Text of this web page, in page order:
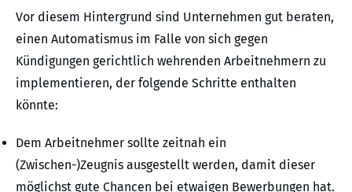
Vor diesem Hintergrund sind Unternehmen gut beraten,
einen Automatismus im Falle von sich gegen
Kündigungen gerichtlich wehrenden Arbeitnehmern zu
implementieren, der folgende Schritte enthalten
könnte:
Dem Arbeitnehmer sollte zeitnah ein
(Zwischen-)Zeugnis ausgestellt werden, damit dieser
möglichst gute Chancen bei etwaigen Bewerbungen hat.